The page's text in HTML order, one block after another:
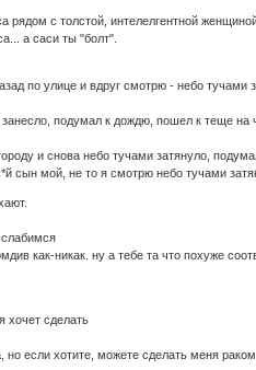
рядом с толстой, интелелгентной
а саси ты "болт".
по улице и вдруг смотрю - небо
подумал к дождю, пошел к теще на
и снова небо тучами затянуло,
сын мой, не то я смотрю небо тучами
как-никак. ну а тебе та что похуже
хочет сделать
если хотите, можете сделать меня